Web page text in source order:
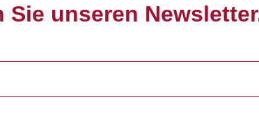
Sie unseren